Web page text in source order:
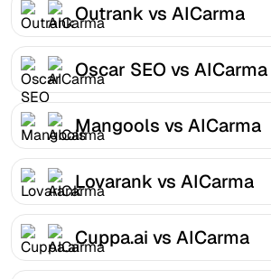
Outrank vs AICarma
Oscar SEO vs AICarma
Mangools vs AICarma
Lovarank vs AICarma
Cuppa.ai vs AICarma